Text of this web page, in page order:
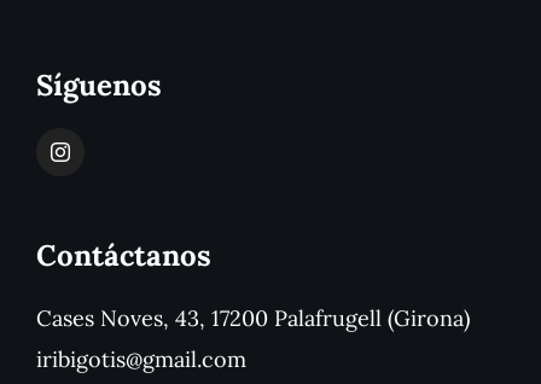
Síguenos
Contáctanos
Cases Noves, 43, 17200 Palafrugell (Girona)
iribigotis@gmail.com